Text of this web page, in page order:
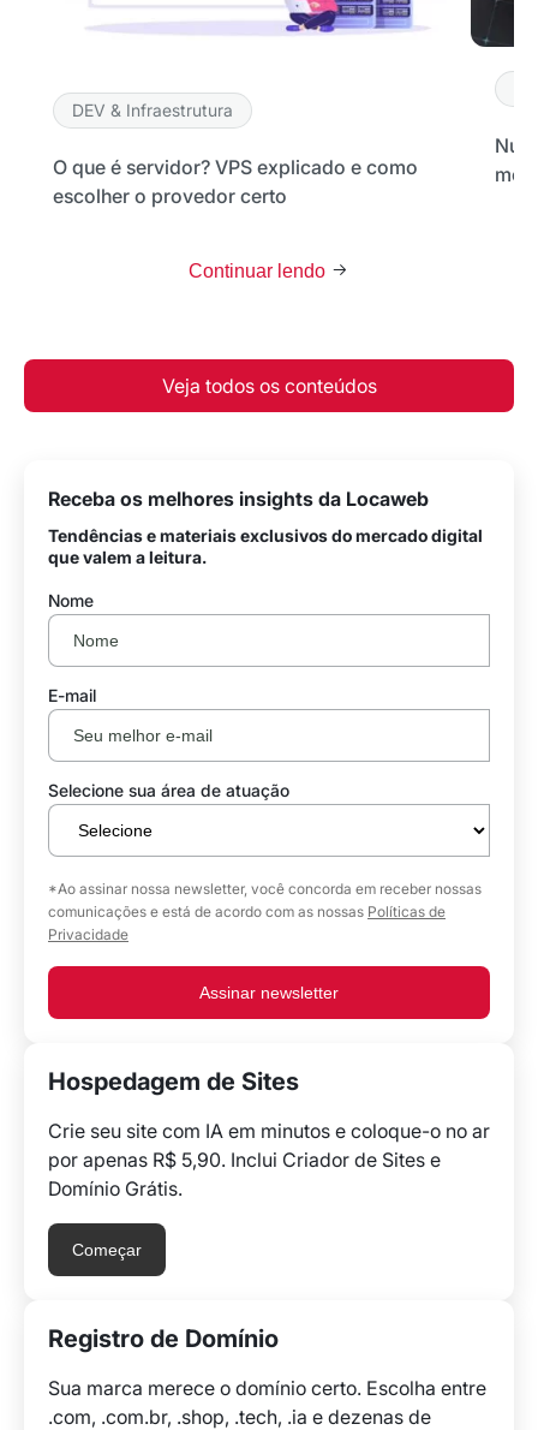
DEV & Infraestrutura
O que é servidor? VPS explicado e como
escolher o provedor certo
Continuar lendo
Veja todos os conteúdos
Receba os melhores insights da Locaweb
Tendências e materiais exclusivos do mercado digital
que valem a leitura.
Nome
E-mail
Selecione sua área de atuação
*Ao assinar nossa newsletter, você concorda em receber nossas
comunicações e está de acordo com as nossas Políticas de
Privacidade
Assinar newsletter
Hospedagem de Sites
Crie seu site com IA em minutos e coloque-o no ar
por apenas R$ 5,90. Inclui Criador de Sites e
Domínio Grátis.
Começar
Registro de Domínio
Sua marca merece o domínio certo. Escolha entre
.com, .com.br, .shop, .tech, .ia e dezenas de